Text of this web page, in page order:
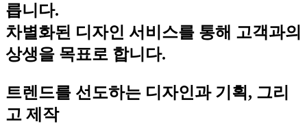
릅니다.
차별화된 디자인 서비스를 통해 고객과의
상생을 목표로 합니다.
트렌드를 선도하는 디자인과 기획, 그리
고 제작